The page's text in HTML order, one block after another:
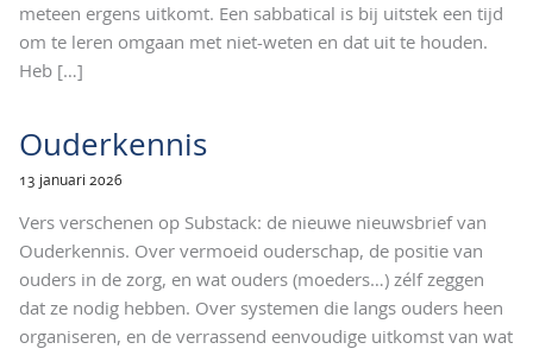
meteen ergens uitkomt. Een sabbatical is bij uitstek een tijd
om te leren omgaan met niet-weten en dat uit te houden.
Heb […]
Ouderkennis
13 januari 2026
Vers verschenen op Substack: de nieuwe nieuwsbrief van
Ouderkennis. Over vermoeid ouderschap, de positie van
ouders in de zorg, en wat ouders (moeders…) zélf zeggen
dat ze nodig hebben. Over systemen die langs ouders heen
organiseren, en de verrassend eenvoudige uitkomst van wat